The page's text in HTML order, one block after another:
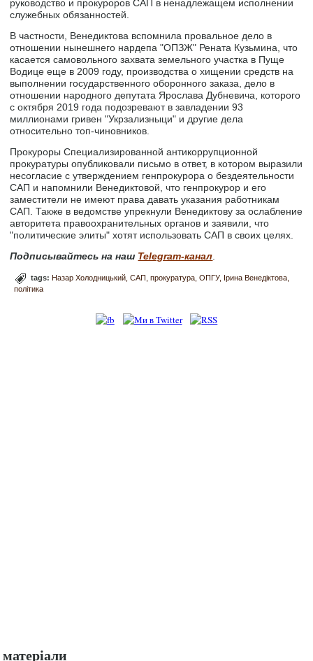
руководство и прокуроров САП в ненадлежащем исполнении
служебных обязанностей.
В частности, Венедиктова вспомнила провальное дело в
отношении нынешнего нардепа "ОПЗЖ" Рената Кузьмина, что
касается самовольного захвата земельного участка в Пуще
Водице еще в 2009 году, производства о хищении средств на
выполнении государственного оборонного заказа, дело в
отношении народного депутата Ярослава Дубневича, которого
с октября 2019 года подозревают в завладении 93
миллионами гривен "Укрзализныци" и другие дела
относительно топ-чиновников.
Прокуроры Специализированной антикоррупционной
прокуратуры опубликовали письмо в ответ, в котором выразили
несогласие с утверждением генпрокурора о бездеятельности
САП и напомнили Венедиктовой, что генпрокурор и его
заместители не имеют права давать указания работникам
САП. Также в ведомстве упрекнули Венедиктову за ослабление
авторитета правоохранительных органов и заявили, что
"политические элиты" хотят использовать САП в своих целях.
Подписывайтесь на наш Telegram-канал.
tags: Назар Холодницький САП прокуратура ОПГУ
Ірина Венедіктова
політика
матеріали